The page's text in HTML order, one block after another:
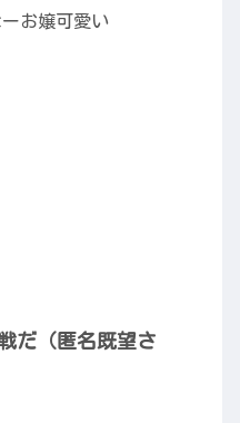
お嬢可愛い
だ（匿名既望さ